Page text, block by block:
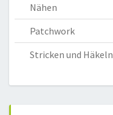
Nähen
Patchwork
Stricken und Häkeln